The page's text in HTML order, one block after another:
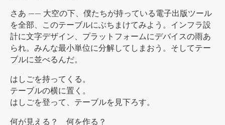
さあ —— 大空の下、僕たちが持っている電子出版ツール
を全部、このテーブルにぶちまけてみよう。インフラ設
計に文字デザイン、プラットフォームにデバイスの雨あ
られ。みんな最小単位に分解してしまおう。そしてテー
ブルに並べるんだ。
はしごを持ってくる。
テーブルの横に置く。
はしごを登って、テーブルを見下ろす。
何が見える？ 何を作る？